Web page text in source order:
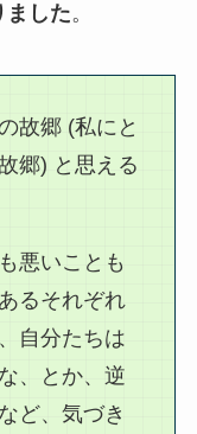
ました。
故郷 (私にと
郷) と思える
悪いことも
るそれぞれ
自分たちは
、とか、逆
ど、気づき